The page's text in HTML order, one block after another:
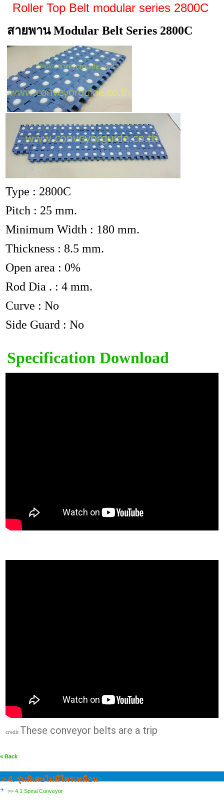
Roller Top Belt modular series 2800C
สายพาน Modular Belt Series 2800C
Type : 2800C
Pitch : 25 mm.
Minimum Width : 180 mm.
Thickness : 8.5 mm.
Open area : 0%
Rod Dia . : 4 mm.
Curve : No
Side Guard : No
Specification Download
credit These conveyor belts are a trip
« Back
> 4. รุ่นพิเศษไม่มีใครเหมือน
>> 4.1 Spiral Conveyor